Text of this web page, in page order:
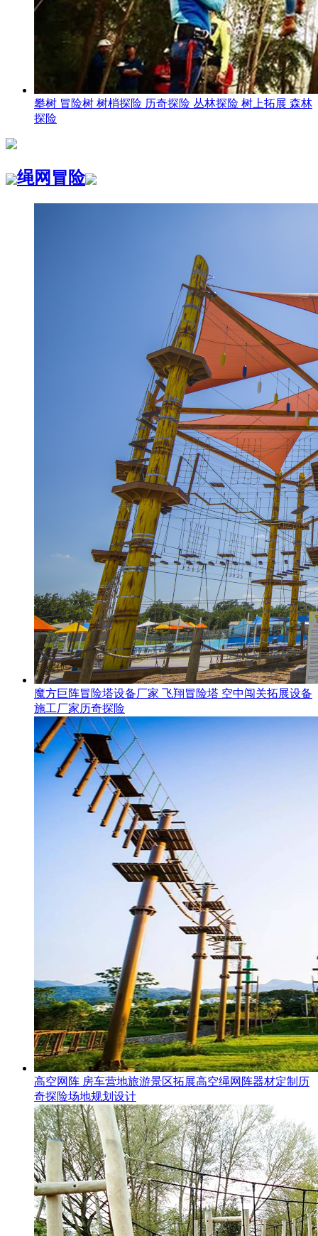
攀树 冒险树 树梢探险 历奇探险 丛林探险 树上拓展 森林
探险
绳网冒险
魔方巨阵冒险塔设备厂家 飞翔冒险塔 空中闯关拓展设备
施工厂家历奇探险
高空网阵 房车营地旅游景区拓展高空绳网阵器材定制历
奇探险场地规划设计